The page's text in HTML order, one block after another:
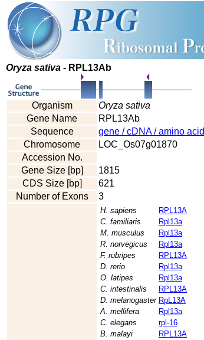
Oryza sativa - RPL13Ab
Organism
Oryza sativa
Gene Name
RPL13Ab
Sequence
gene / cDNA / amino acid
Chromosome
LOC_Os07g01870
Accession No.
Gene Size [bp]
1815
CDS Size [bp]
621
Number of Exons
3
H. sapiens
RPL13A
C. familiaris
Rpl13a
M. musculus
Rpl13a
R. norvegicus
Rpl13a
F. rubripes
RPL13A
D. rerio
Rpl13a
O. latipes
Rpl13a
C. intestinalis
RPL13A
D. melanogaster RpL13A
A. mellifera
Rpl13a
C. elegans
rpl-16
B. malayi
RPL13A